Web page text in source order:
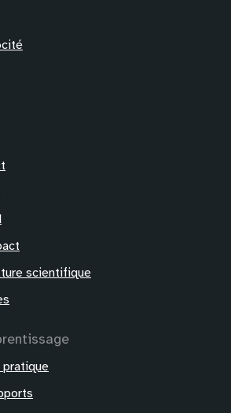
scientifique
pratique